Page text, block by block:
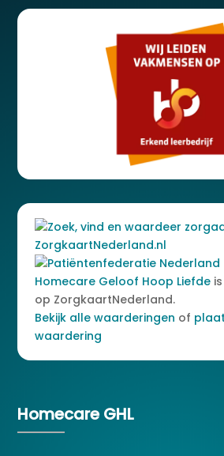
Homecare Geloof Hoop Liefde
op ZorgkaartNederland.
Bekijk alle waarderingen of
waardering
Homecare GHL